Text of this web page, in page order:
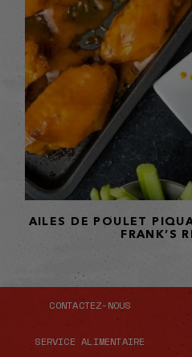
AILES DE POULET
FRANK’S
CONTACTEZ-NOUS
SERVICE ALIMENTAIRE